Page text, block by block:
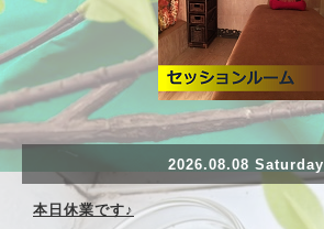
2026.08.08 Saturday
本日休業です♪